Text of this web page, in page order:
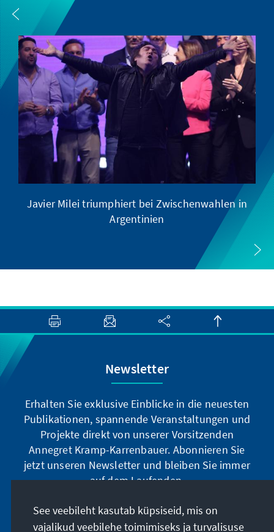
Javier Milei triumphiert bei Zwischenwahlen in
Argentinien
Newsletter
Erhalten Sie exklusive Einblicke in die neuesten
Publikationen, spannende Veranstaltungen und
Projekte direkt von unserer Vorsitzenden
Annegret Kramp-Karrenbauer. Abonnieren Sie
jetzt unseren Newsletter und bleiben Sie immer
auf dem Laufenden.
Jetzt abonnieren
See veebileht kasutab küpsiseid, mis on
vajalikud veebilehe toimimiseks ja turvalisuse